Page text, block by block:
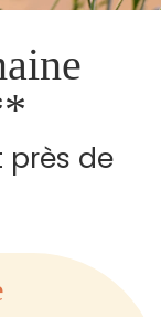
près de